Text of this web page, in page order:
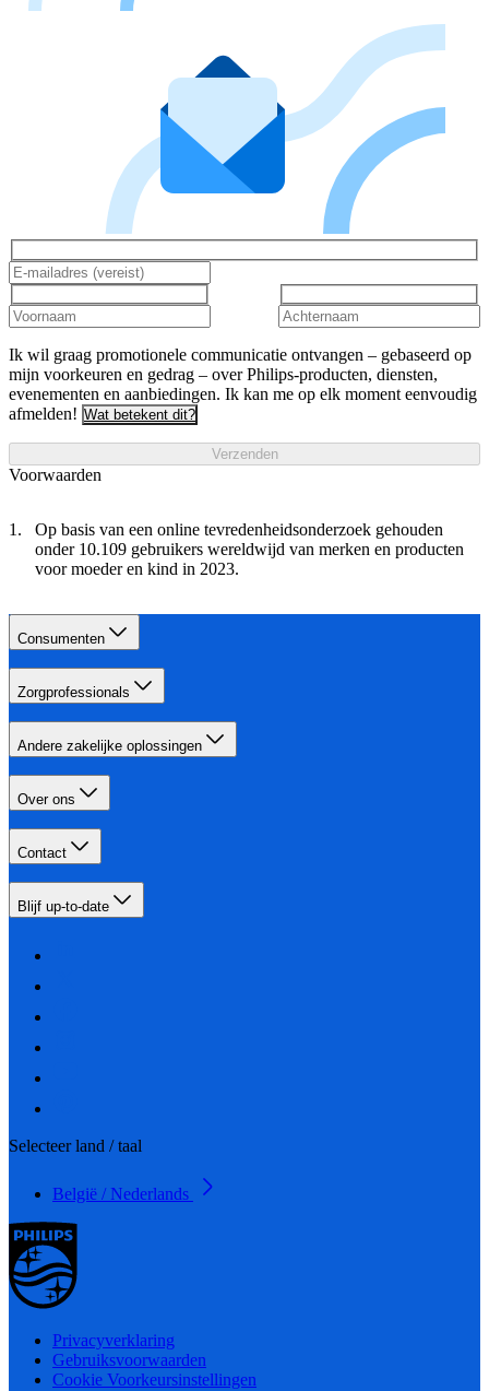
Ik wil graag promotionele communicatie ontvangen – gebaseerd op
mijn voorkeuren en gedrag – over Philips-producten, diensten,
evenementen en aanbiedingen. Ik kan me op elk moment eenvoudig
afmelden! Wat betekent dit?
Verzenden
Voorwaarden
Op basis van een online tevredenheidsonderzoek gehouden
onder 10.109 gebruikers wereldwijd van merken en producten
voor moeder en kind in 2023.
Consumenten
Zorgprofessionals
Andere zakelijke oplossingen
Over ons
Contact
Blijf up-to-date
Selecteer land / taal
België / Nederlands
Privacyverklaring
Gebruiksvoorwaarden
Cookie Voorkeursinstellingen